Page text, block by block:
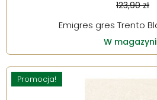
123,90 zł
Emigres gres Trento
W
Promocja!